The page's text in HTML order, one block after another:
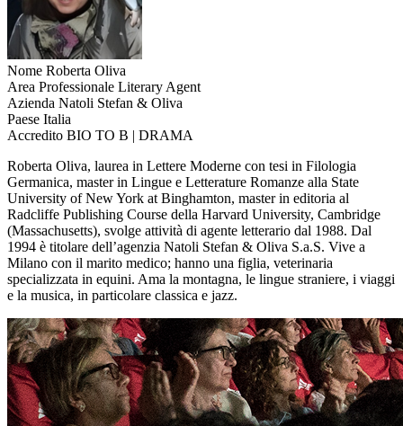
Nome Roberta Oliva
Area Professionale Literary Agent
Azienda Natoli Stefan & Oliva
Paese Italia
Accredito BIO TO B | DRAMA
Roberta Oliva, laurea in Lettere Moderne con tesi in Filologia
Germanica, master in Lingue e Letterature Romanze alla State
University of New York at Binghamton, master in editoria al
Radcliffe Publishing Course della Harvard University, Cambridge
(Massachusetts), svolge attività di agente letterario dal 1988. Dal
1994 è titolare dell’agenzia Natoli Stefan & Oliva S.a.S. Vive a
Milano con il marito medico; hanno una figlia, veterinaria
specializzata in equini. Ama la montagna, le lingue straniere, i viaggi
e la musica, in particolare classica e jazz.